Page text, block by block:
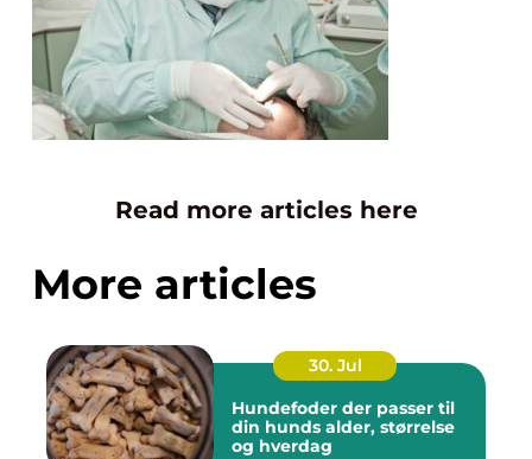
Read more articles here
More articles
30. Jul
Hundefoder der passer til
din hunds alder, størrelse
og hverdag